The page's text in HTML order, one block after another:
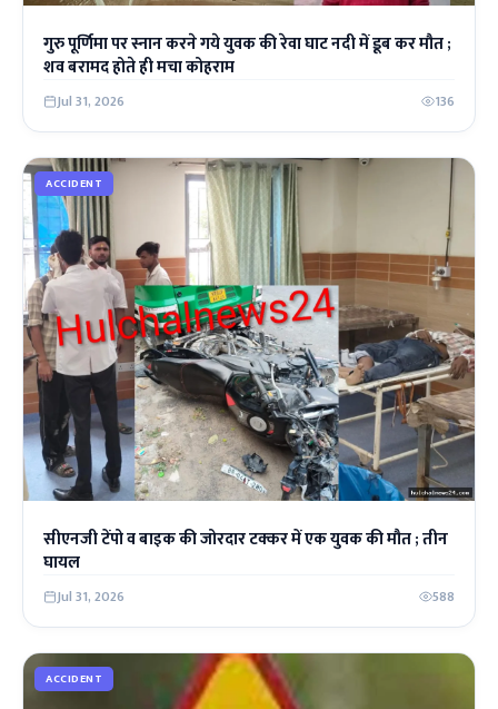
गुरु पूर्णिमा पर स्नान करने गये युवक की रेवा घाट नदी में डूब कर मौत ;
शव बरामद होते ही मचा कोहराम
Jul 31, 2026 136
ACCIDENT
सीएनजी टेंपो व बाइक की जोरदार टक्कर में एक युवक की मौत ; तीन
घायल
Jul 31, 2026 588
ACCIDENT